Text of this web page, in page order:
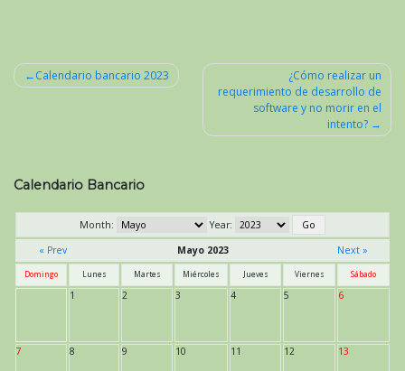
Calendario bancario 2023
¿Cómo realizar un
requerimiento de desarrollo de
software y no morir en el
intento?
Calendario Bancario
Month:
Year:
« Prev
Mayo 2023 Next »
Domingo Lunes Martes Miércoles Jueves Viernes Sábado
1 2 3 4 5 6
7 8 9 10 11 12 13